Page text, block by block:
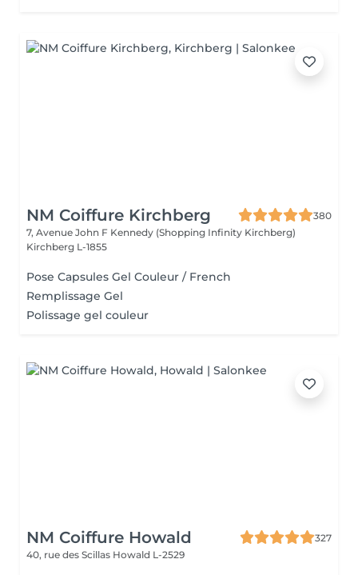
NM Coiffure Kirchberg
380
7, Avenue John F Kennedy (Shopping Infinity Kirchberg)
Kirchberg L-1855
Pose Capsules Gel Couleur / French
Remplissage Gel
Polissage gel couleur
NM Coiffure Howald
327
40, rue des Scillas Howald L-2529